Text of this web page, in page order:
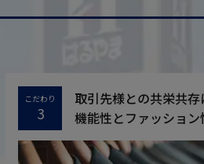
こだわり
3
取引先様との共栄共存
機能性とファッション